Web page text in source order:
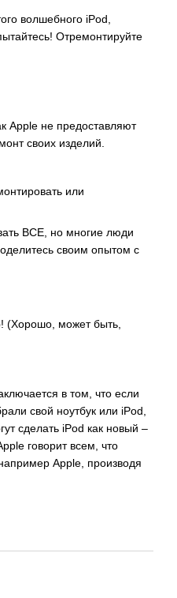
волшебного iPod,
Отремонтируйте
Apple не предоставляют
своих изделий.
или
ВСЕ, но многие люди
своим опытом с
(Хорошо, может быть,
в том, что если
свой ноутбук или iPod,
сделать iPod как новый –
говорит всем, что
Apple, производя